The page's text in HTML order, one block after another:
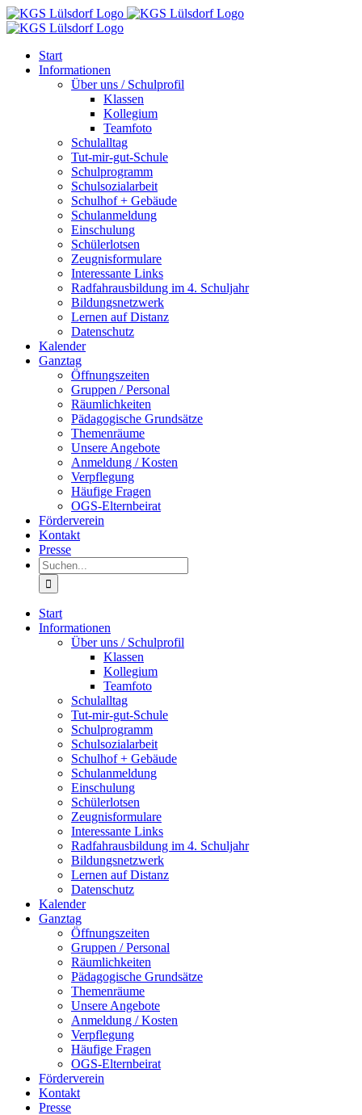
Zum
Inhalt
Start
Informationen
Über uns / Schulprofil
Klassen
Kollegium
Teamfoto
Schulalltag
Tut-mir-gut-Schule
Schulprogramm
Schulsozialarbeit
Schulhof + Gebäude
Schulanmeldung
Einschulung
Schülerlotsen
Zeugnisformulare
Interessante Links
Radfahrausbildung im 4. Schuljahr
Bildungsnetzwerk
Lernen auf Distanz
Datenschutz
Kalender
Ganztag
Öffnungszeiten
Gruppen / Personal
Räumlichkeiten
Pädagogische Grundsätze
Themenräume
Unsere Angebote
Anmeldung / Kosten
Verpflegung
Häufige Fragen
OGS-Elternbeirat
Förderverein
Kontakt
Presse
Suche
nach:
Start
Informationen
Über uns / Schulprofil
Klassen
Kollegium
Teamfoto
Schulalltag
Tut-mir-gut-Schule
Schulprogramm
Schulsozialarbeit
Schulhof + Gebäude
Schulanmeldung
Einschulung
Schülerlotsen
Zeugnisformulare
Interessante Links
Radfahrausbildung im 4. Schuljahr
Bildungsnetzwerk
Lernen auf Distanz
Datenschutz
Kalender
Ganztag
Öffnungszeiten
Gruppen / Personal
Räumlichkeiten
Pädagogische Grundsätze
Themenräume
Unsere Angebote
Anmeldung / Kosten
Verpflegung
Häufige Fragen
OGS-Elternbeirat
Förderverein
Kontakt
Presse